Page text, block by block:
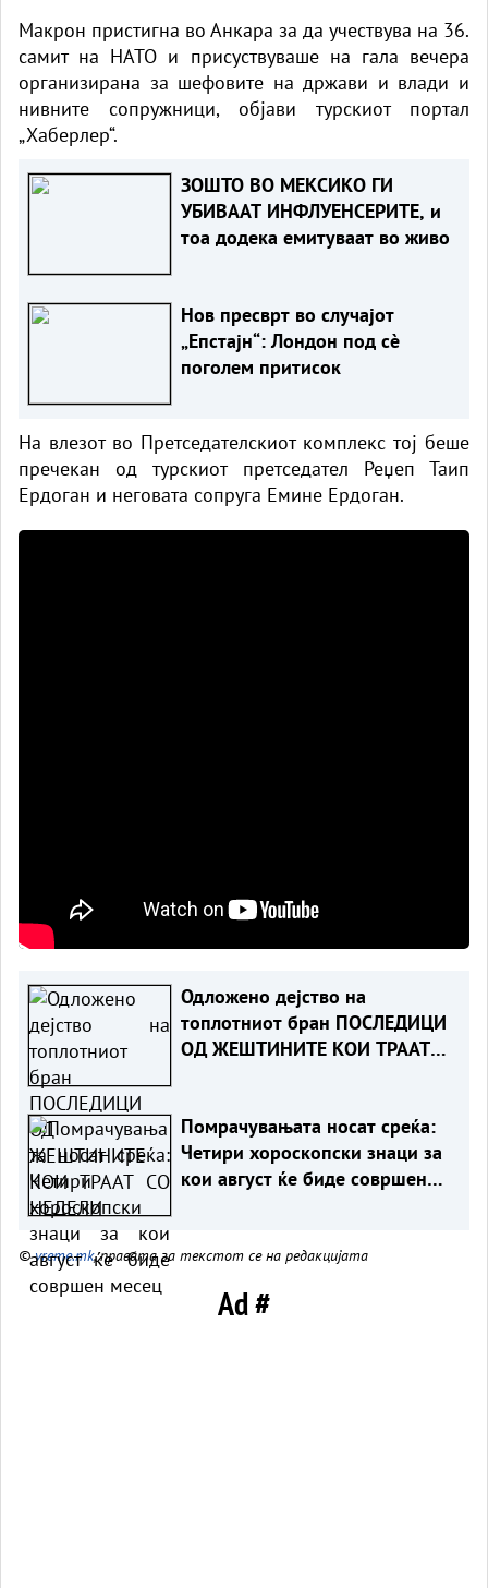
Макрон пристигна во Анкара за да учествува на 36.
самит на НАТО и присуствуваше на гала вечера
организирана за шефовите на држави и влади и
нивните сопружници, објави турскиот портал
„Хаберлер“.
ЗОШТО ВО МЕКСИКО ГИ
УБИВААТ ИНФЛУЕНСЕРИТЕ, и
тоа додека емитуваат во живо
Нов пресврт во случајот
„Епстајн“: Лондон под сè
поголем притисок
На влезот во Претседателскиот комплекс тој беше
пречекан од турскиот претседател Реџеп Таип
Ердоган и неговата сопруга Емине Ердоган.
Одложено дејство на
топлотниот бран ПОСЛЕДИЦИ
ОД ЖЕШТИНИТЕ КОИ ТРААТ
Помрачувањата носат среќа:
Четири хороскопски знаци за
кои август ќе биде совршен
©vreme.mk, правата за текстот се на редакцијата
Ad #